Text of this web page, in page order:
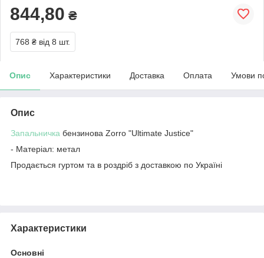
844,80 ₴
768 ₴ від 8 шт.
Опис Характеристики Доставка Оплата Умови
Опис
Запальничка бензинова Zorro "Ultimate Justice"
- Матеріал: метал
Продається гуртом та в роздріб з доставкою по Україні
Характеристики
Основні